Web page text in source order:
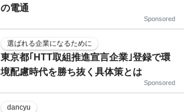
の電通
Sponsored
選ばれる企業になるために
東京都｢HTT取組推進宣言企業｣登録で環
境配慮時代を勝ち抜く具体策とは
Sponsored
dancyu